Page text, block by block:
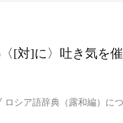
[対]に〉吐き気を
ロシア語辞典（露和編）